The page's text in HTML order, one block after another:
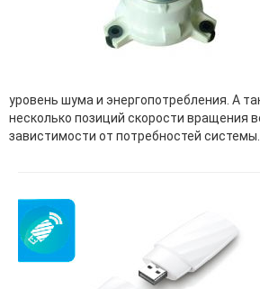
уровень шума и энергопотребления. А
несколько позиций скорости вращения
завистимости от потребностей системы.